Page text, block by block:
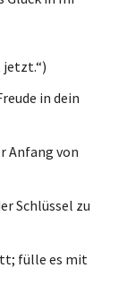
jetzt.“)
in dein
Anfang von
Schlüssel zu
fülle es mit